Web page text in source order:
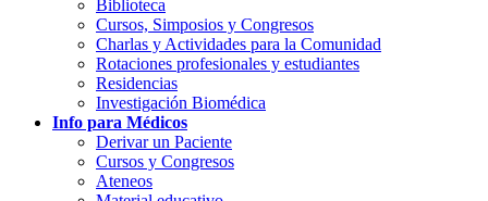
Biblioteca
Cursos, Simposios y Congresos
Charlas y Actividades para la Comunidad
Rotaciones profesionales y estudiantes
Residencias
Investigación Biomédica
Info para Médicos
Derivar un Paciente
Cursos y Congresos
Ateneos